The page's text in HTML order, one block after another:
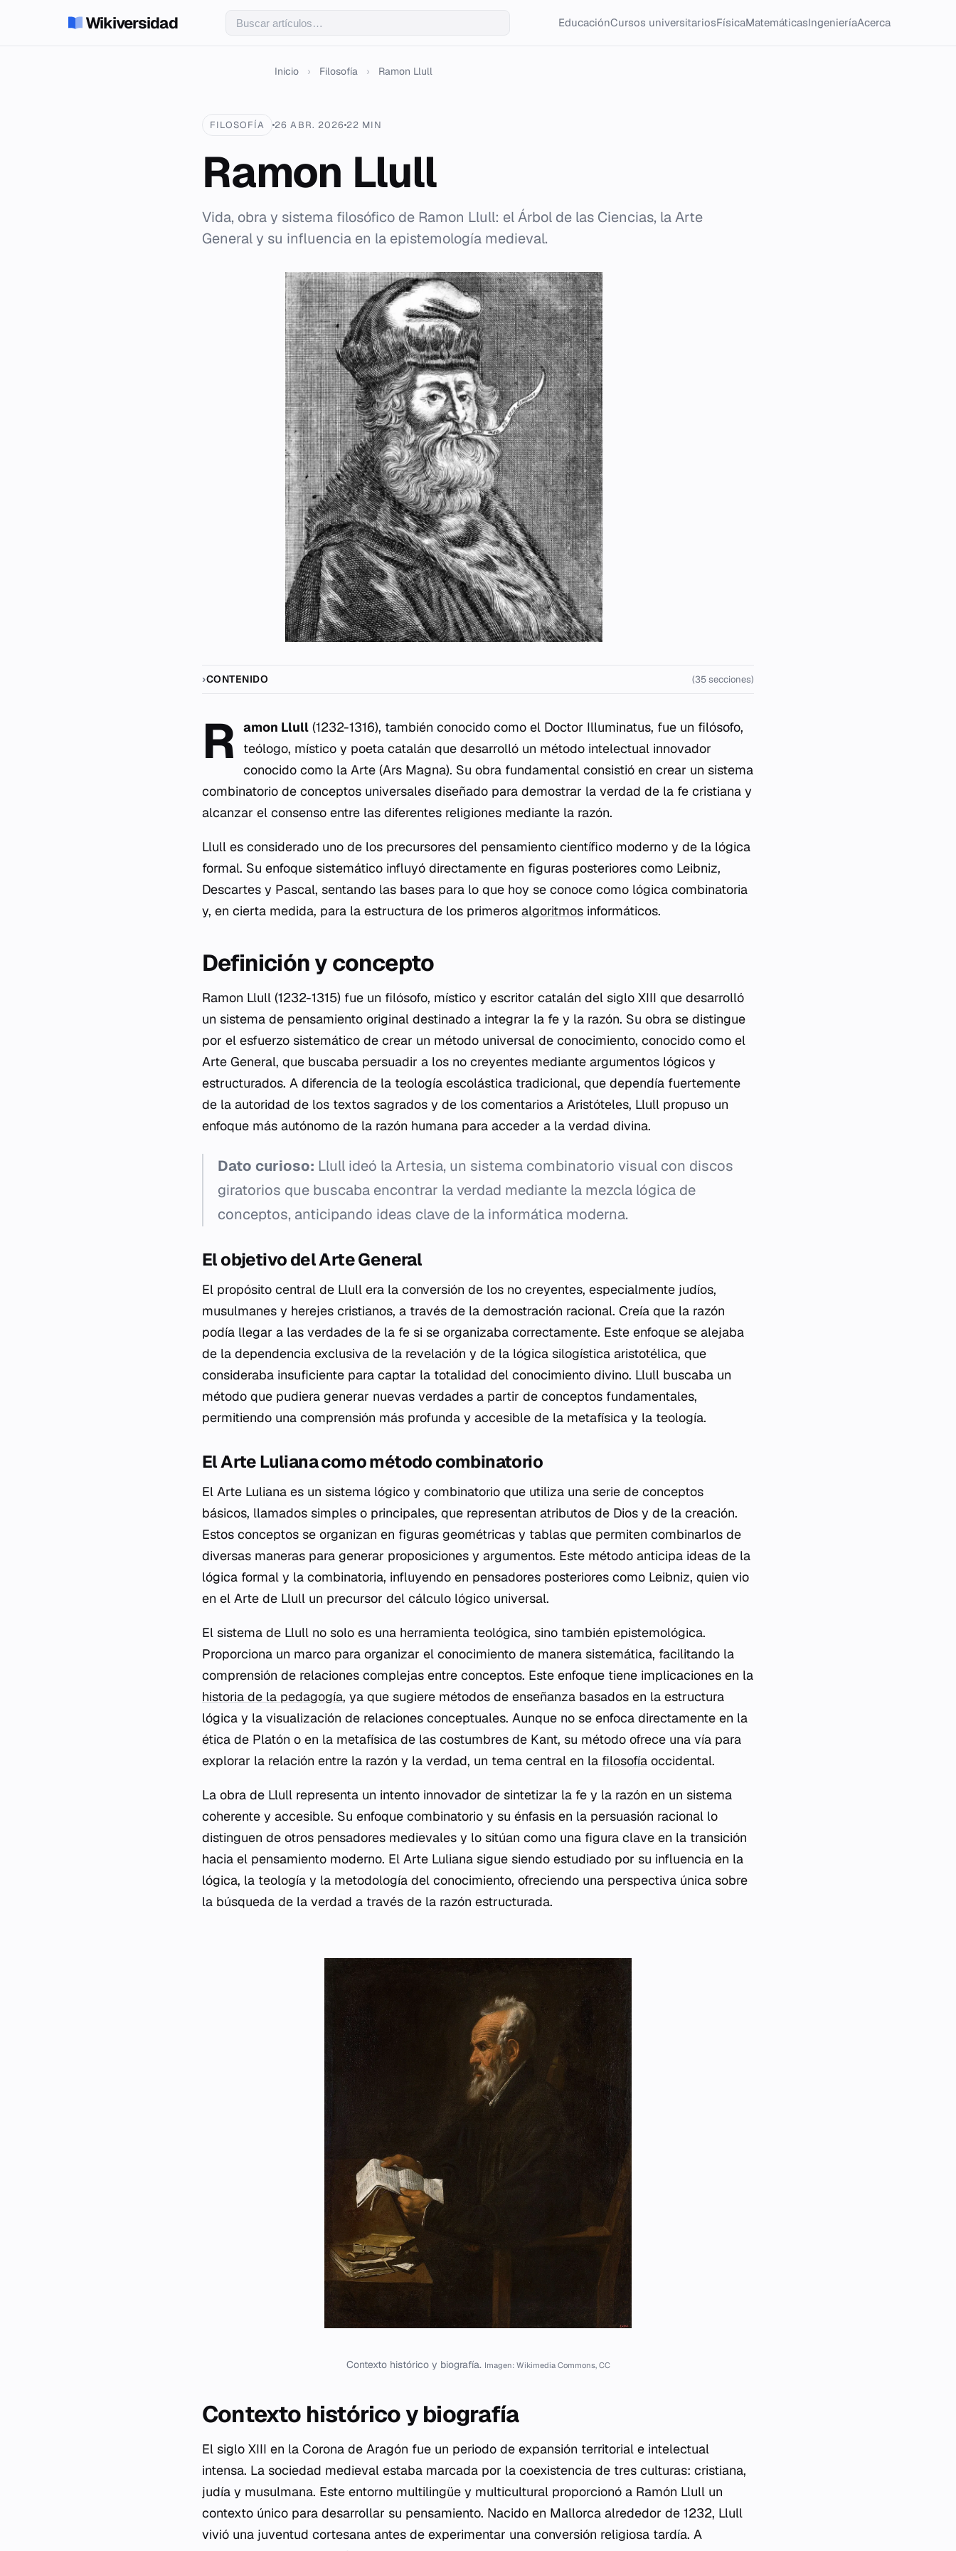
Wikiversidad EducaciónCursos universitariosFísicaMatemáticasIngenieríaAcerca
Inicio › Filosofía › Ramon Llull
FILOSOFÍA 26 ABR. 2026 22 MIN
Ramon Llull
Vida, obra y sistema filosófico de Ramon Llull: el Árbol de las Ciencias, la Arte
General y su influencia en la epistemología medieval.
CONTENIDO (35 secciones)
R amon Llull (1232-1316), también conocido como el Doctor Illuminatus, fue un filósofo,
teólogo, místico y poeta catalán que desarrolló un método intelectual innovador
conocido como la Arte (Ars Magna). Su obra fundamental consistió en crear un sistema
combinatorio de conceptos universales diseñado para demostrar la verdad de la fe cristiana y
alcanzar el consenso entre las diferentes religiones mediante la razón.
Llull es considerado uno de los precursores del pensamiento científico moderno y de la lógica
formal. Su enfoque sistemático influyó directamente en figuras posteriores como Leibniz,
Descartes y Pascal, sentando las bases para lo que hoy se conoce como lógica combinatoria
y, en cierta medida, para la estructura de los primeros algoritmos informáticos.
Definición y concepto
Ramon Llull (1232-1315) fue un filósofo, místico y escritor catalán del siglo XIII que desarrolló
un sistema de pensamiento original destinado a integrar la fe y la razón. Su obra se distingue
por el esfuerzo sistemático de crear un método universal de conocimiento, conocido como el
Arte General, que buscaba persuadir a los no creyentes mediante argumentos lógicos y
estructurados. A diferencia de la teología escolástica tradicional, que dependía fuertemente
de la autoridad de los textos sagrados y de los comentarios a Aristóteles, Llull propuso un
enfoque más autónomo de la razón humana para acceder a la verdad divina.
Dato curioso: Llull ideó laArtesia, un sistema combinatorio visual con discos
giratorios que buscaba encontrar la verdad mediante la mezcla lógica de
conceptos, anticipando ideas clave de la informática moderna.
El objetivo del Arte General
El propósito central de Llull era la conversión de los no creyentes, especialmente judíos,
musulmanes y herejes cristianos, a través de la demostración racional. Creía que la razón
podía llegar a las verdades de la fe si se organizaba correctamente. Este enfoque se alejaba
de la dependencia exclusiva de la revelación y de la lógica silogística aristotélica, que
consideraba insuficiente para captar la totalidad del conocimiento divino. Llull buscaba un
método que pudiera generar nuevas verdades a partir de conceptos fundamentales,
permitiendo una comprensión más profunda y accesible de la metafísica y la teología.
El Arte Luliana como método combinatorio
El Arte Luliana es un sistema lógico y combinatorio que utiliza una serie de conceptos
básicos, llamados simples o principales, que representan atributos de Dios y de la creación.
Estos conceptos se organizan en figuras geométricas y tablas que permiten combinarlos de
diversas maneras para generar proposiciones y argumentos. Este método anticipa ideas de la
lógica formal y la combinatoria, influyendo en pensadores posteriores como Leibniz, quien vio
en el Arte de Llull un precursor del cálculo lógico universal.
El sistema de Llull no solo es una herramienta teológica, sino también epistemológica.
Proporciona un marco para organizar el conocimiento de manera sistemática, facilitando la
comprensión de relaciones complejas entre conceptos. Este enfoque tiene implicaciones en la
historia de la pedagogía, ya que sugiere métodos de enseñanza basados en la estructura
lógica y la visualización de relaciones conceptuales. Aunque no se enfoca directamente en la
ética de Platón o en la metafísica de las costumbres de Kant, su método ofrece una vía para
explorar la relación entre la razón y la verdad, un tema central en la filosofía occidental.
La obra de Llull representa un intento innovador de sintetizar la fe y la razón en un sistema
coherente y accesible. Su enfoque combinatorio y su énfasis en la persuasión racional lo
distinguen de otros pensadores medievales y lo sitúan como una figura clave en la transición
hacia el pensamiento moderno. El Arte Luliana sigue siendo estudiado por su influencia en la
lógica, la teología y la metodología del conocimiento, ofreciendo una perspectiva única sobre
la búsqueda de la verdad a través de la razón estructurada.
Contexto histórico y biografía. Imagen: Wikimedia Commons, CC
Contexto histórico y biografía
El siglo XIII en la Corona de Aragón fue un periodo de expansión territorial e intelectual
intensa. La sociedad medieval estaba marcada por la coexistencia de tres culturas: cristiana,
judía y musulmana. Este entorno multilingüe y multicultural proporcionó a Ramón Llull un
contexto único para desarrollar su pensamiento. Nacido en Mallorca alrededor de 1232, Llull
vivió una juventud cortesana antes de experimentar una conversión religiosa tardía. A